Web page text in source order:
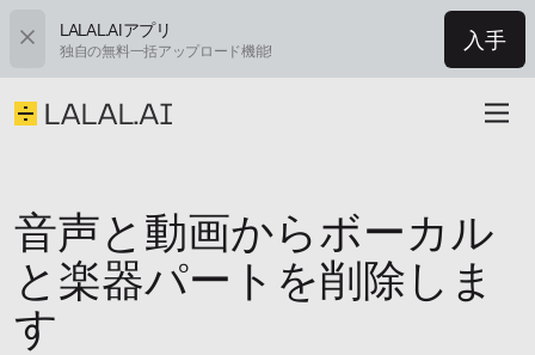
LALAL.AIアプリ
独自の無料一括アップロード機能! 入手
音声と動画からボーカル
と楽器パートを削除しま
す